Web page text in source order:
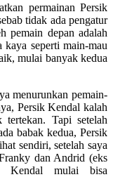
permainan Persik
tidak ada pengatur
pemain depan adalah
kaya seperti main-mau
mulai banyak kedua
menurunkan pemain-
Persik Kendal kalah
tertekan. Tapi setelah
babak kedua, Persik
sendiri, setelah saya
dan Andrid (eks
Kendal mulai bisa